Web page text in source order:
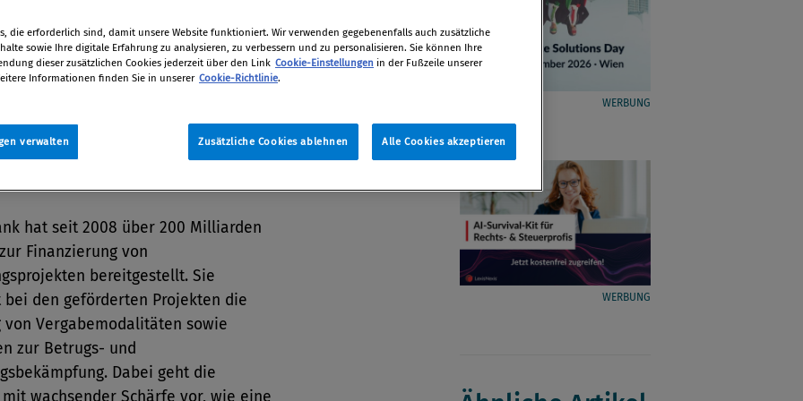
ausgeschlossen,
der Kanzlei Freshfields
Deringer.
2013
hat seit 2008 über 200 Milliarden
Finanzierung von
bereitgestellt. Sie
bei den geförderten Projekten die
von Vergabemodalitäten sowie
zur Betrugs- und
Dabei geht die
wachsender Schärfe vor, wie eine
WERBUNG
WERBUNG
die erforderlich sind, damit unsere Website funktioniert. Wir verwenden gegebenenfalls auch zusätzliche
sowie Ihre digitale Erfahrung zu analysieren, zu verbessern und zu personalisieren. Sie können Ihre
dieser zusätzlichen Cookies jederzeit über den Link Cookie-Einstellungen in der Fußzeile unserer
Informationen finden Sie in unserer Cookie-Richtlinie.
Zusätzliche Cookies ablehnen Alle Cookies akzeptieren
verwalten